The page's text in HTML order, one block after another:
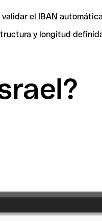
el IBAN
y longitud